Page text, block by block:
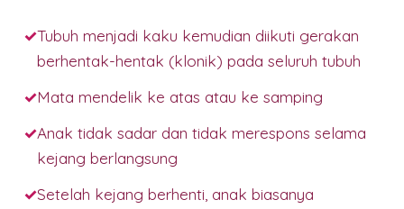
Tubuh menjadi kaku kemudian diikuti gerakan
berhentak-hentak (klonik) pada seluruh tubuh
Mata mendelik ke atas atau ke samping
Anak tidak sadar dan tidak merespons selama
kejang berlangsung
Setelah kejang berhenti, anak biasanya